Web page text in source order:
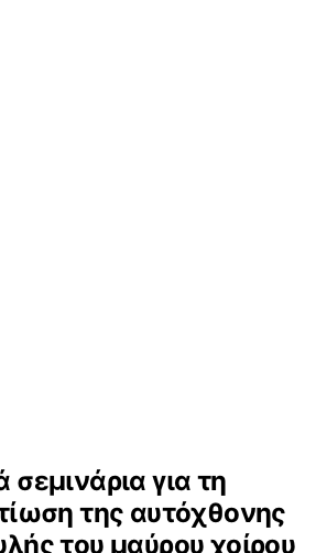
σεμινάρια για τη
της αυτόχθονης
του μαύρου χοίρου